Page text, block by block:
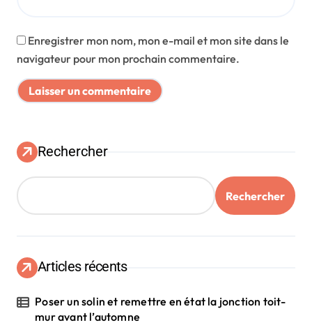
Enregistrer mon nom, mon e-mail et mon site dans le
navigateur pour mon prochain commentaire.
Rechercher
Rechercher
Articles récents
Poser un solin et remettre en état la jonction toit-
mur avant l’automne